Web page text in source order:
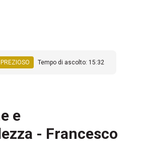
Tempo di ascolto: 15:32
e
- Francesco